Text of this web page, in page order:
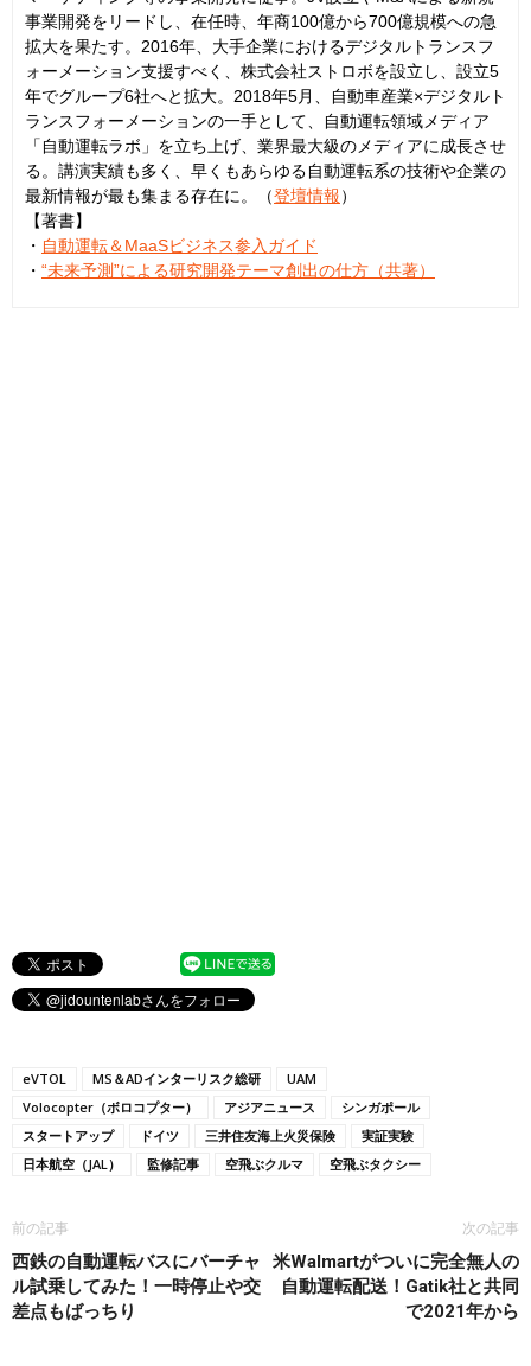
事業開発をリードし、在任時、年商100億から700億規模への急
拡大を果たす。2016年、大手企業におけるデジタルトランスフ
ォーメーション支援すべく、株式会社ストロボを設立し、設立5
年でグループ6社へと拡大。2018年5月、自動車産業×デジタルト
ランスフォーメーションの一手として、自動運転領域メディア
「自動運転ラボ」を立ち上げ、業界最大級のメディアに成長させ
る。講演実績も多く、早くもあらゆる自動運転系の技術や企業の
最新情報が最も集まる存在に。（登壇情報）
【著書】
・ 自動運転＆MaaSビジネス参入ガイド
・ “未来予測”による研究開発テーマ創出の仕方（共著）
eVTOL MS＆ADインターリスク総研
UAM
Volocopter（ボロコプター）
アジアニュース
シンガポール
スタートアップ
ドイツ 三井住友海上火災保険
実証実験
日本航空（JAL）
監修記事 空飛ぶクルマ 空飛ぶタクシー
前の記事
西鉄の自動運転バスにバーチャ
ル試乗してみた！一時停止や交
差点もばっちり
次の記事
米Walmartがついに完全無人の
自動運転配送！Gatik社と共同
で2021年から